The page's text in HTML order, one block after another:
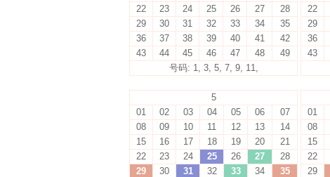
22
23 24 25 26 27
28
29
30 31 32 33 34
35
36
37 38 39 40 41
42
43
44 45 46 47 48
49
号码: 1, 3, 5, 7, 9, 11,
22
29
36
43
5
01
02 03 04 05 06
07
08
09 10 11 12 13
14
15
16 17 18 19 20
21
22
23 24 25 26 27
28
29
30 31 32 33 34
35
01
08
15
22
29